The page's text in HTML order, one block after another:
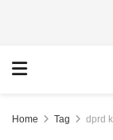
Home Tag dprd